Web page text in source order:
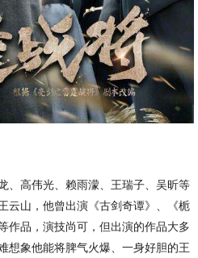
、高伟光、赖雨濛、王瑞子、吴昕等
云山，他曾出演《古剑奇谭》、《栀
作品，演技尚可，但出演的作品大多
想象他能将脾气火爆、一身好胆的王